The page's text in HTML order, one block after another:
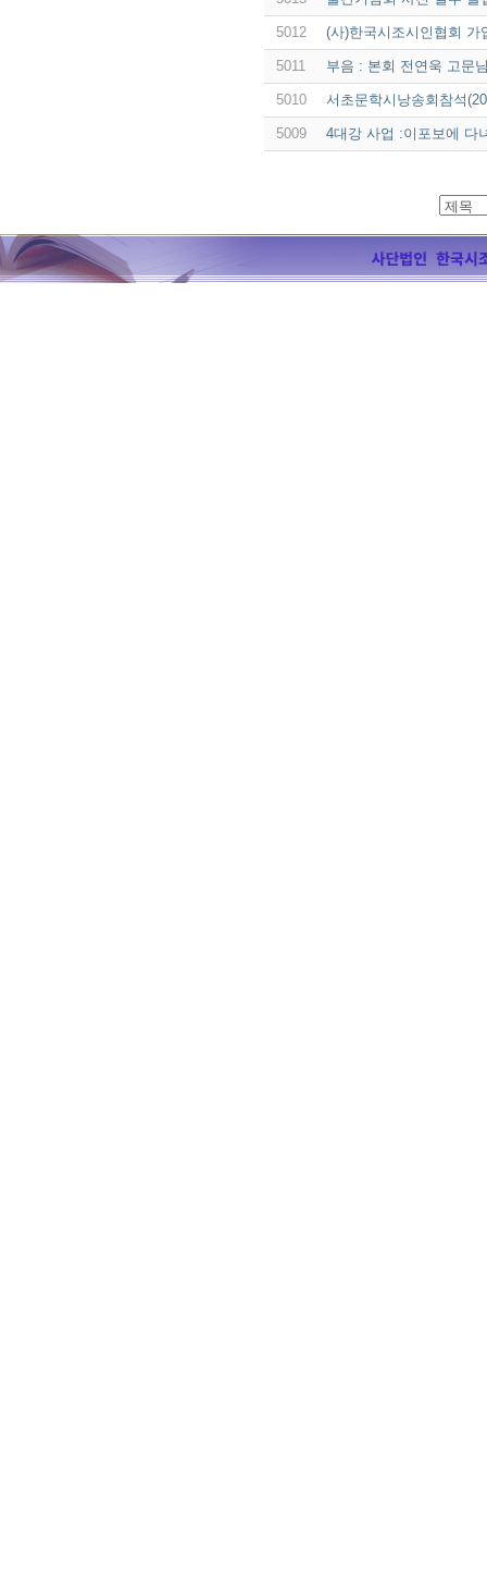
5012 (사)한국시조시인협회 가
5011 부음 : 본회 전연욱 고문
5010 서초문학시낭송회참석
5009 4대강 사업 :이포보에 다